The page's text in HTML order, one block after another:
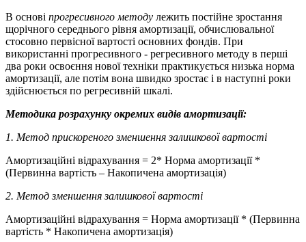
В основі прогресивного методу лежить постійне зростання
щорічного середнього рівня амортизації, обчислювальної
стосовно первісної вартості основних фондів. При
використанні прогресивного - регресивного методу в перші
два роки освоєння нової техніки практикується низька норма
амортизації, але потім вона швидко зростає і в наступні роки
здійснюється по регресивній шкалі.
Методика розрахунку окремих видів амортизації:
1. Метод прискореного зменшення залишкової вартості
Амортизаційні відрахування = 2* Норма амортизації *
(Первинна вартість – Накопичена амортизація)
2. Метод зменшення залишкової вартості
Амортизаційні відрахування = Норма амортизації * (Первинна
вартість * Накопичена амортизація)